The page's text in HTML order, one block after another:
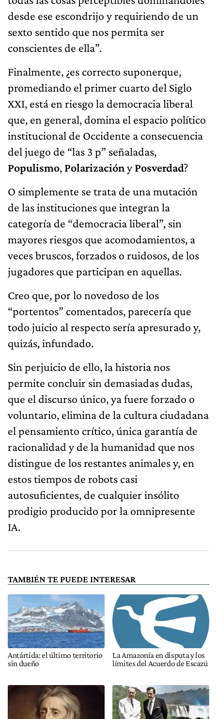
desde ese escondrijo y requiriendo de un
sexto sentido que nos permita ser
conscientes de ella”.
Finalmente, ¿es correcto suponerque,
promediando el primer cuarto del Siglo
XXI, está en riesgo la democracia liberal
que, en general, domina el espacio político
institucional de Occidente a consecuencia
del juego de “las 3 p” señaladas,
Populismo, PolarizaciónyPosverdad?
O simplemente se trata de una mutación
de las instituciones que integran la
categoría de “democracia liberal”, sin
mayores riesgos que acomodamientos, a
veces bruscos, forzados o ruidosos, de los
jugadores que participan en aquellas.
Creo que, por lo novedoso de los
“portentos” comentados, parecería que
todo juicio al respecto sería apresurado y,
quizás, infundado.
Sin perjuicio de ello, la historia nos
permite concluir sin demasiadas dudas,
que el discurso único, ya fuere forzado o
voluntario, elimina de la cultura ciudadana
el pensamiento crítico, única garantía de
racionalidad y de la humanidad que nos
distingue de los restantes animales y, en
estos tiempos de robots casi
autosuficientes, de cualquier insólito
prodigio producido por la omnipresente
IA.
TAMBIÉN TE PUEDE INTERESAR
Antártida: el último territorio
sin dueño
La Amazonía en disputa y los
límites del Acuerdo de Escazú